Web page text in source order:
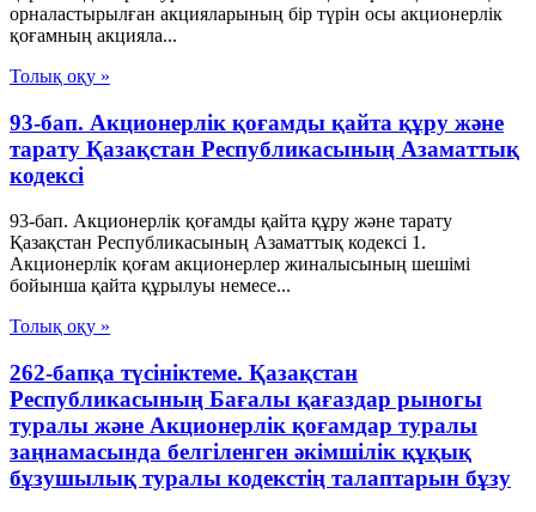
орналастырылған акцияларының бір түрін осы акционерлік
қоғамның акцияла...
Толық оқу »
93-бап. Акционерлiк қоғамды қайта құру және
тарату Қазақстан Республикасының Азаматтық
кодексi
93-бап. Акционерлiк қоғамды қайта құру және тарату
Қазақстан Республикасының Азаматтық кодексi 1.
Акционерлiк қоғам акционерлер жиналысының шешiмi
бойынша қайта құрылуы немесе...
Толық оқу »
262-бапқа түсініктеме. Қазақстан
Республикасының Бағалы қағаздар рыногы
туралы және Акционерлік қоғамдар туралы
заңнамасында белгіленген әкімшілік құқық
бұзушылық туралы кодекстің талаптарын бұзу